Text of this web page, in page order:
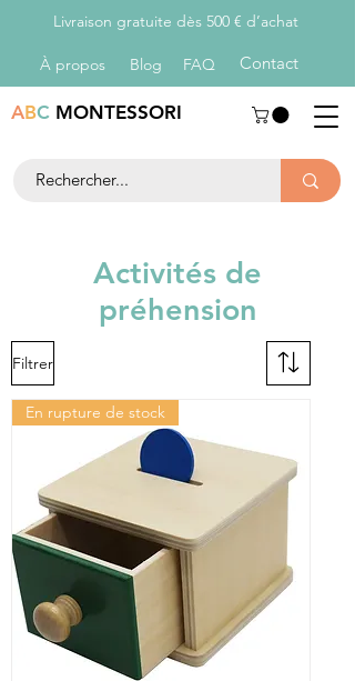
Livraison gratuite dès 500 € d’achat
À propos Blog FAQ Contact
ABC MONTESSORI
Activités de
préhension
Filtrer
En rupture de stock